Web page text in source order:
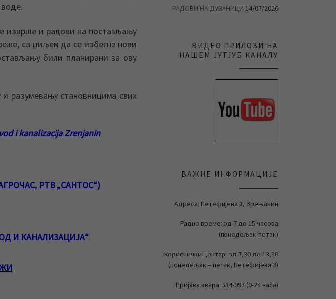
изврше и радови на постављању
са циљем да се избегне нови
били планирани за ову
разумевању становницима свих
i kanalizacija Zrenjanin
РТВ „САНТОС“)
И КАНАЛИЗАЦИЈА“
РАДОВИ НА ДУВАНИЦИ 14/07/2026
ВИДЕО ПРИЛОЗИ НА
НАШЕМ ЈУТЈУБ КАНАЛУ
ВАЖНЕ ИНФОРМАЦИЈЕ
Адреса: Петефијева 3, Зрењанин
Радно време: од 7 до 15 часова
(понедељак-петак)
Кориснички центар: од 7,30 до 13,30
(понедељак – петак, Петефијева 3)
Пријава квара: 534-097 (0-24 часа)